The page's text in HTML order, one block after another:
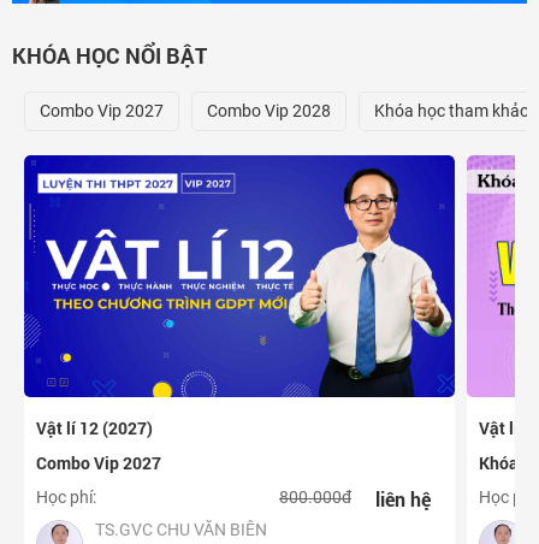
KHÓA HỌC NỔI BẬT
Combo Vip 2027 Combo Vip 2028 Khóa học tham khảo
Vật lí 12 (2027)
Combo Vip 2027
Học phí: liên hệ
800.000đ
TS.GVC CHU VĂN BIÊN
Vật lí
Khóa
Học phí: